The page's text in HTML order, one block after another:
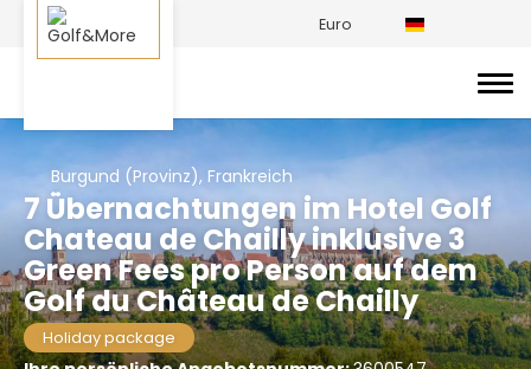
Euro
Burgund (Provinz), Frankreich
7 Übernachtungen im Hotel Golf
Chateau de Chailly inklusive 3
Green Fees pro Person auf dem
Golf du Château de Chailly
Holiday package